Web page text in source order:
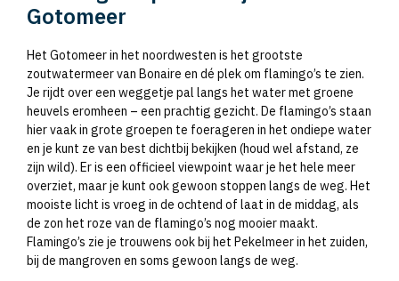
Gotomeer
Het Gotomeer in het noordwesten is het grootste
zoutwatermeer van Bonaire en dé plek om flamingo’s te zien.
Je rijdt over een weggetje pal langs het water met groene
heuvels eromheen – een prachtig gezicht. De flamingo’s staan
hier vaak in grote groepen te foerageren in het ondiepe water
en je kunt ze van best dichtbij bekijken (houd wel afstand, ze
zijn wild). Er is een officieel viewpoint waar je het hele meer
overziet, maar je kunt ook gewoon stoppen langs de weg. Het
mooiste licht is vroeg in de ochtend of laat in de middag, als
de zon het roze van de flamingo’s nog mooier maakt.
Flamingo’s zie je trouwens ook bij het Pekelmeer in het zuiden,
bij de mangroven en soms gewoon langs de weg.